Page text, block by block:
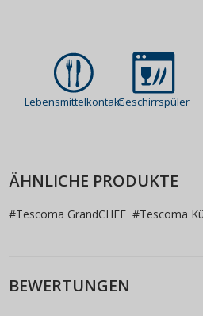
LebensmittelkontaktGeschirrspüler
ÄHNLICHE PRODUKTE
#Tescoma GrandCHEF #Tescoma
BEWERTUNGEN